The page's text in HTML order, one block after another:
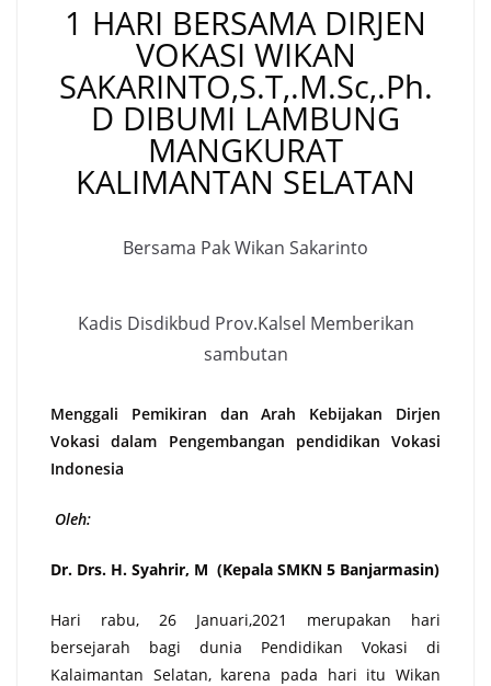
1 HARI BERSAMA DIRJEN
VOKASI WIKAN
SAKARINTO,S.T,.M.Sc,.Ph.
D DIBUMI LAMBUNG
MANGKURAT
KALIMANTAN SELATAN
Bersama Pak Wikan Sakarinto
Kadis Disdikbud Prov.Kalsel Memberikan
sambutan
Menggali Pemikiran dan Arah Kebijakan Dirjen
Vokasi dalam Pengembangan pendidikan Vokasi
Indonesia
Oleh:
Dr. Drs. H. Syahrir, M (Kepala SMKN 5 Banjarmasin)
Hari rabu, 26 Januari,2021 merupakan hari
bersejarah bagi dunia Pendidikan Vokasi di
Kalaimantan Selatan, karena pada hari itu Wikan